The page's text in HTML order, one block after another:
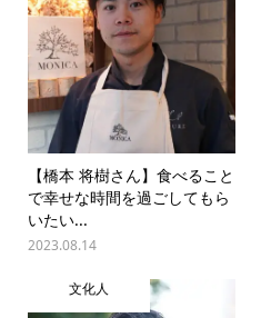
【橋本 将樹さん】食べること
で幸せな時間を過ごしてもら
いたい...
2023.08.14
文化人